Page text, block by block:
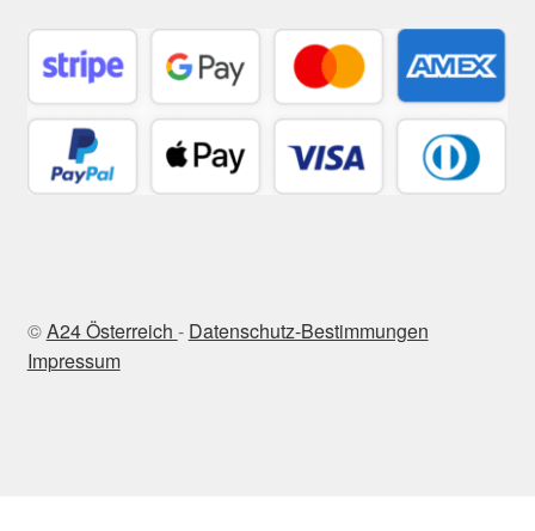
©A24 Österreich - Datenschutz-Bestimmungen
Impressum